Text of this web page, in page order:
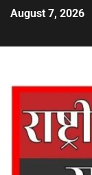
August 7, 2026